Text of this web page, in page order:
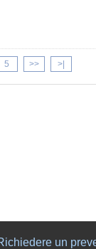
5 >> >|
un